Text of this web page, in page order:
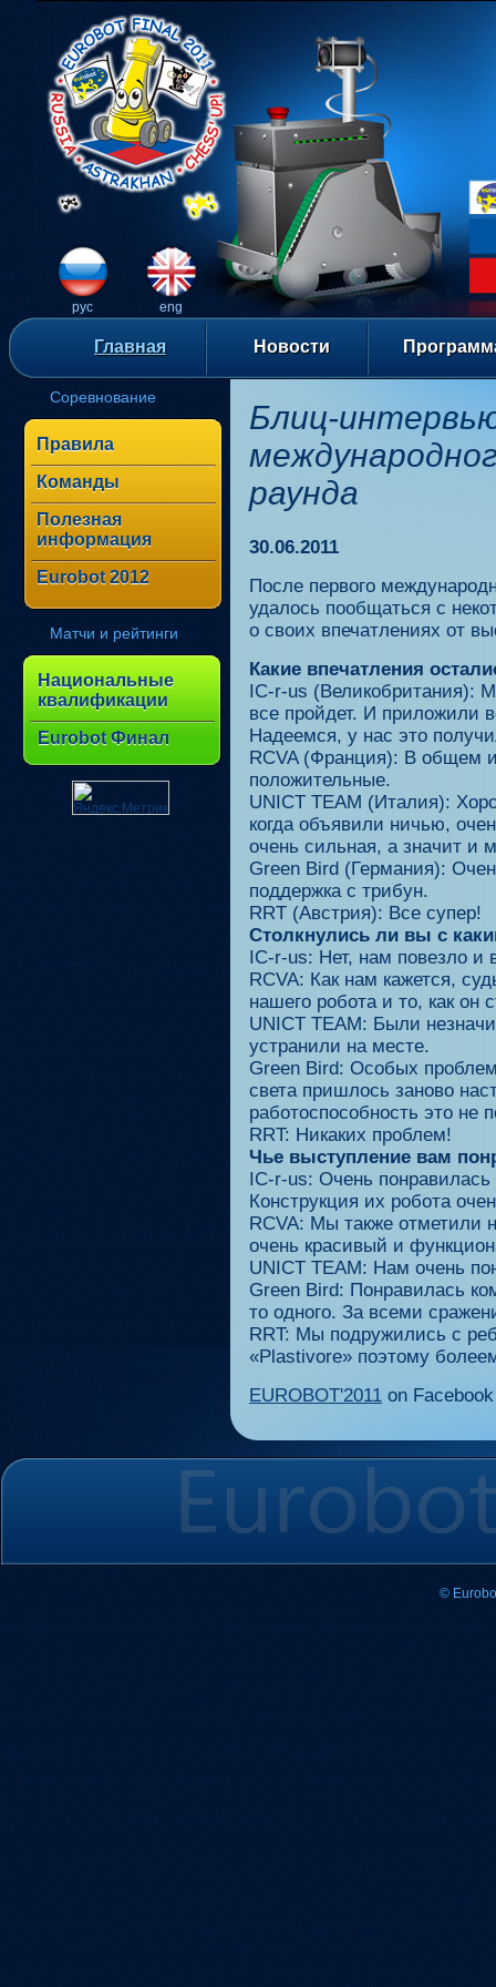
рус eng
Главная Новости
Блиц-
раунда
30.06.2011
После первого
удалось пообщаться с
о своих впечатлениях от
Какие впечатления
IC-r-us (Великобритания):
все пройдет. И приложили
Надеемся, у нас это
RCVA (Франция): В общем
положительные.
UNICT TEAM (Италия):
когда объявили ничью,
очень сильная, а значит и
Green Bird (Германия):
поддержка с трибун.
RRT (Австрия): Все супер!
Столкнулись ли вы с
IC-r-us: Нет, нам повезло и
RCVA: Как нам кажется,
нашего робота и то, как он
UNICT TEAM: Были
устранили на месте.
Green Bird: Особых
света пришлось заново
работоспособность это не
RRT: Никаких проблем!
Чье выступление вам
IC-r-us: Очень
Конструкция их робота
RCVA: Мы также отметили
очень красивый и
UNICT TEAM: Нам очень
Green Bird: Понравилась
то одного. За всеми
RRT: Мы подружились с
«Plastivore» поэтому
EUROBOT'2011 on Facebook
Соревнование
Правила
Команды
Полезная
информация
Eurobot 2012
Матчи и рейтинги
Национальные
квалификации
Eurobot Финал
©